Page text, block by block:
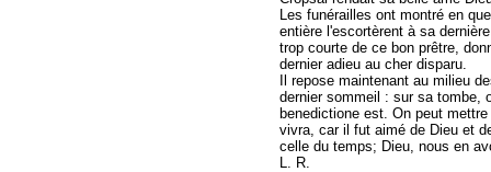
Les funérailles ont montré en
entière l'escortèrent à sa
trop courte de ce bon prêtre,
dernier adieu au cher disparu.
Il repose maintenant au milieu
dernier sommeil : sur sa tombe,
benedictione est. On peut
vivra, car il fut aimé de Dieu et
celle du temps; Dieu, nous en
L. R.